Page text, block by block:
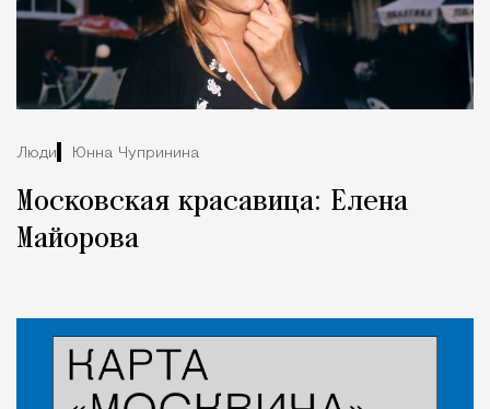
Люди Юнна Чупринина
Московская красавица: Елена
Майорова